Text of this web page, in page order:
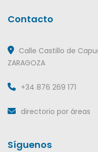
Contacto
Calle Castillo de
ZARAGOZA
+34 876 269 171
directorio por áreas
Síguenos